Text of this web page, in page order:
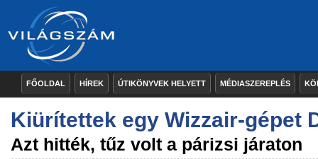
FŐOLDAL HÍREK ÚTIKÖNYVEK HELYETT MÉDIASZEREPLÉS
Kiürítettek egy Wizzair-gépet
Azt hitték, tűz volt a párizsi járaton